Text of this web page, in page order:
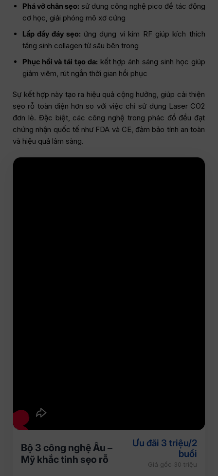
Phá vỡ chân sẹo: sử dụng công nghệ pico để tác động
cơ học, giải phóng mô xơ cứng
Lấp đầy đáy sẹo: ứng dụng vi kim RF giúp kích thích
tăng sinh collagen từ sâu bên trong
Phục hồi và tái tạo da: kết hợp ánh sáng sinh học giúp
giảm viêm, rút ngắn thời gian hồi phục
Sự kết hợp này tạo ra hiệu quả cộng hưởng, giúp cải thiện
sẹo rỗ toàn diện hơn so với việc chỉ sử dụng Laser CO2
đơn lẻ. Đặc biệt, các công nghệ trong phác đồ đều đạt
chứng nhận quốc tế như FDA và CE, đảm bảo tính an toàn
và hiệu quả lâm sàng.
Bộ 3 công nghệ Âu –
Mỹ khắc tinh sẹo rỗ
Ưu đãi 3 triệu/2
buổi
Giá gốc 30 triệu